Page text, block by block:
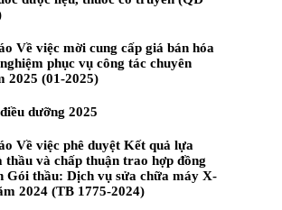
Về việc mời cung cấp giá bán hóa
phục vụ công tác chuyên
2025 (01-2025)
dưỡng 2025
Về việc phê duyệt Kết quả lựa
thầu và chấp thuận trao hợp đồng
Gói thầu: Dịch vụ sửa chữa máy X-
2024 (TB 1775-2024)